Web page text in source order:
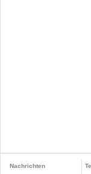
Nachrichten